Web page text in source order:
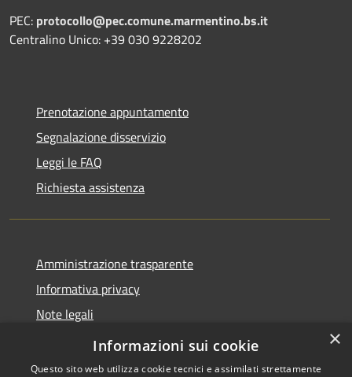
PEC: protocollo@pec.comune.marmentino.bs.it
Centralino Unico: +39 030 9228202
Prenotazione appuntamento
Segnalazione disservizio
Leggi le FAQ
Richiesta assistenza
Amministrazione trasparente
Informativa privacy
Note legali
Dichiarazione di accessibilità
×
Informazioni sui cookie
Questo sito web utilizza cookie tecnici e assimilati strettamente